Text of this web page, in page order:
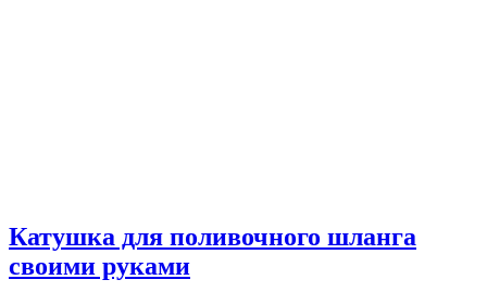
Катушка для поливочного шланга
своими руками